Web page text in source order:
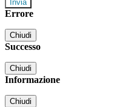
Errore
Chiudi
Successo
Chiudi
Informazione
Chiudi